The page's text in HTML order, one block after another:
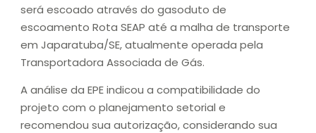
será escoado através do gasoduto de
escoamento Rota SEAP até a malha de transporte
em Japaratuba/SE, atualmente operada pela
Transportadora Associada de Gás.
A análise da EPE indicou a compatibilidade do
projeto com o planejamento setorial e
recomendou sua autorização, considerando sua